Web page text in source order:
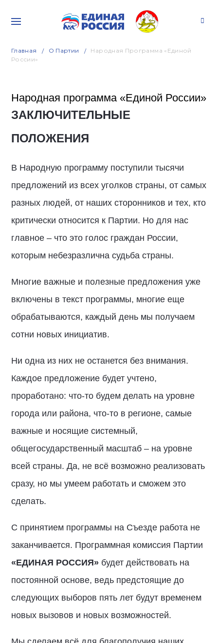
Главная О Партии
Народная Программа «Единой
России»
Народная программа «Единой России»
ЗАКЛЮЧИТЕЛЬНЫЕ
ПОЛОЖЕНИЯ
В Народную программу поступили тысячи
предложений из всех уголков страны, от самых
разных людей, от наших сторонников и тех, кто
критически относится к Партии. Но для нас
главное – что это голос граждан России,
которым небезразлична судьба страны.
Многие важные и полезные предложения уже
включены в текст программы, многие еще
обрабатываются, каждый день мы получаем
сотни новых инициатив.
Ни одна из них не останется без внимания.
Каждое предложение будет учтено,
проработано: что-то будем делать на уровне
города или района, что-то в регионе, самые
важные и носящие системный,
общегосударственный масштаб – на уровне
всей страны. Да, не всё возможно реализовать
сразу, но мы умеем работать и сможем это
сделать.
С принятием программы на Съезде работа не
заканчивается. Программная комиссия Партии
«ЕДИНАЯ РОССИЯ» будет действовать на
постоянной основе, ведь предстоящие до
следующих выборов пять лет будут временем
новых вызовов и новых возможностей.